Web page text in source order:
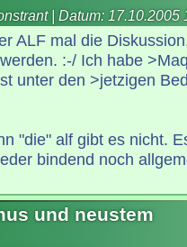
| Datum: 17.10.2005
ALF mal die
:-/ Ich habe
unter den >jetzigen
"die" alf gibt es nicht.
bindend noch
und neustem